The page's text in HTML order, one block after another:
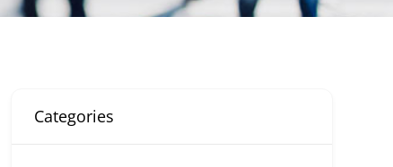
Categories